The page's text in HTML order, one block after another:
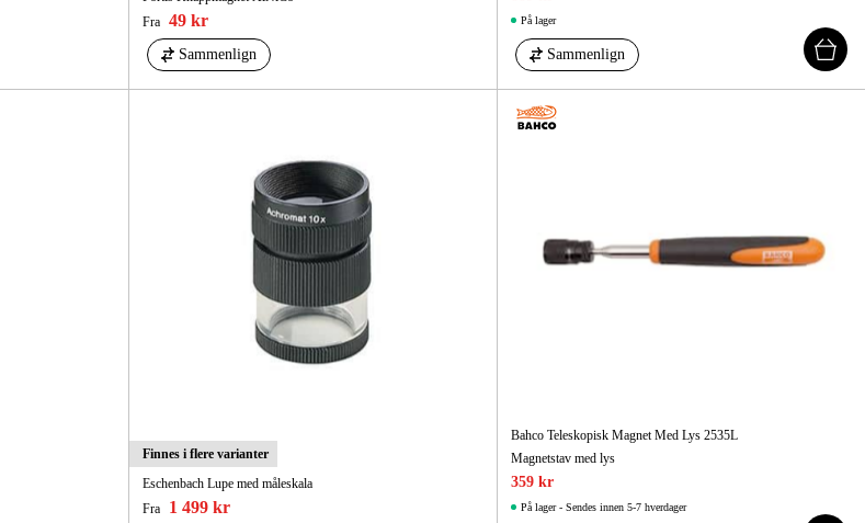
Fra 49 kr
Sammenlign
På lager
Sammenlign
Finnes i flere varianter
Eschenbach Lupe med måleskala
Fra
1 499 kr
Bahco Teleskopisk Magnet Med Lys 2535L
Magnetstav med lys
359 kr
På lager - Sendes innen 5-7 hverdager